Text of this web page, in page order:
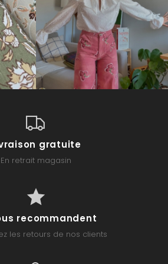
gratuite
En retrait magasin
recommandent
les retours de nos clients